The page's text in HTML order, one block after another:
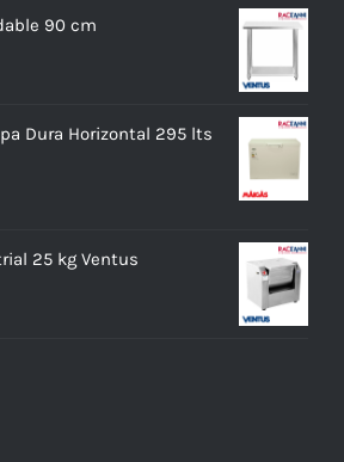
90 cm
Dura Horizontal 295 lts
25 kg Ventus